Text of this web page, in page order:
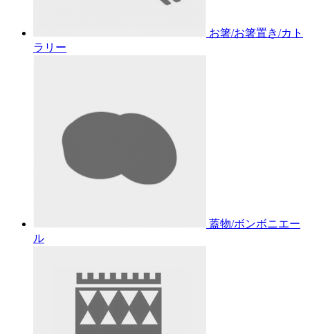
お箸/お箸置き/カト
ラリー
蓋物/ボンボニエー
ル